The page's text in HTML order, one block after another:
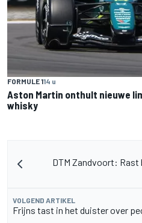
FORMULE 114 u
Aston Martin onthult nieuwe
whisky
DTM Zandvoort: Rast
VOLGEND ARTIKEL
Frijns tast in het duister over